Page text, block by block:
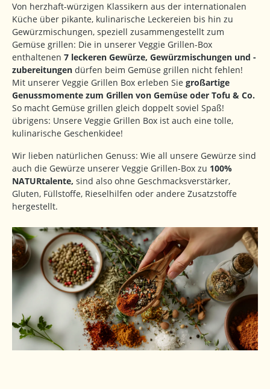
Von herzhaft-würzigen Klassikern aus der internationalen
Küche über pikante, kulinarische Leckereien bis hin zu
Gewürzmischungen, speziell zusammengestellt zum
Gemüse grillen: Die in unserer Veggie Grillen-Box
enthaltenen 7 leckeren Gewürze, Gewürzmischungen und -
zubereitungen dürfen beim Gemüse grillen nicht fehlen!
Mit unserer Veggie Grillen Box erleben Sie großartige
Genussmomente zum Grillen von Gemüse oder Tofu & Co.
So macht Gemüse grillen gleich doppelt soviel Spaß!
übrigens: Unsere Veggie Grillen Box ist auch eine tolle,
kulinarische Geschenkidee!
Wir lieben natürlichen Genuss: Wie all unsere Gewürze sind
auch die Gewürze unserer Veggie Grillen-Box zu 100%
NATURtalente, sind also ohne Geschmacksverstärker,
Gluten, Füllstoffe, Rieselhilfen oder andere Zusatzstoffe
hergestellt.